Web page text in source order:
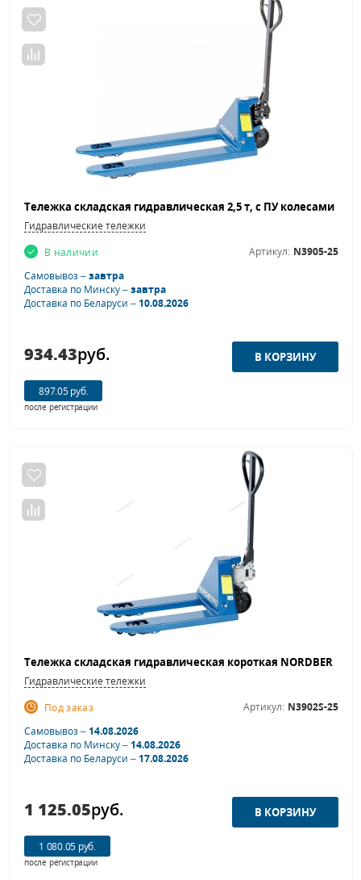
Гидравлические тележки
В наличии
Артикул: N3905-25
Самовывоз –завтра
Доставка по Минску –завтра
Доставка по Беларуси –10.08.2026
934.43руб.
897.05 руб.
после регистрации
Гидравлические тележки
Под заказ
Артикул: N3902S-25
Самовывоз –14.08.2026
Доставка по Минску –14.08.2026
Доставка по Беларуси –17.08.2026
1 125.05руб.
1 080.05 руб.
после регистрации